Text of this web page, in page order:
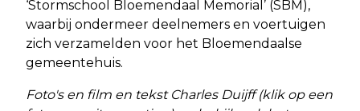
‘Stormschool Bloemendaal Memorial’ (SBM),
waarbij ondermeer deelnemers en voertuigen
zich verzamelden voor het Bloemendaalse
gemeentehuis.
Foto's en film en tekst Charles Duijff (klik op een